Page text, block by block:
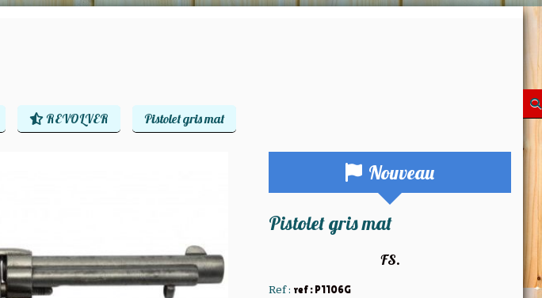
REVOLVER Pistolet gris mat
Nouveau
Pistolet gris mat
FS.
Ref : ref : P1106G